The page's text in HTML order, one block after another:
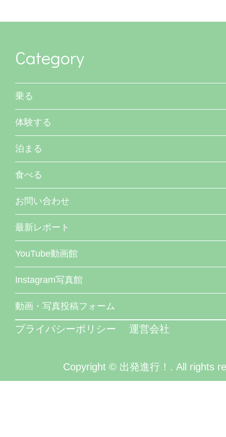
Category
乗る
体験する
泊まる
食べる
お問い合わせ
最新レポート
YouTube動画館
Instagram写真館
動画・写真投稿フォーム
プライバシーポリシー 運営会社
Copyright © 出発進行！. All rights